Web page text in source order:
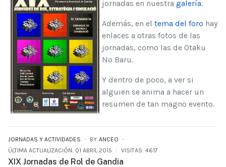
jornadas en nuestra galería.
Además, en el tema del foro hay
enlaces a otras fotos de las
jornadas, como las de Otaku
No Baru.
Y dentro de poco, a ver si
alguien se anima a hacer un
resumen de tan magno evento.
JORNADAS Y ACTIVIDADES BY ANCEO
ÚLTIMA ACTUALIZACIÓN: 01 ABRIL 2015
VISITAS: 4617
XIX Jornadas de Rol de Gandia